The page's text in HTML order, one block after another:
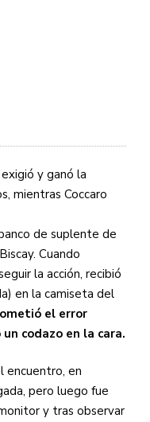
y ganó la
mientras Coccaro
de suplente de
Cuando
la acción, recibió
en la camiseta del
el error
codazo en la cara.
encuentro, en
pero luego fue
y tras observar